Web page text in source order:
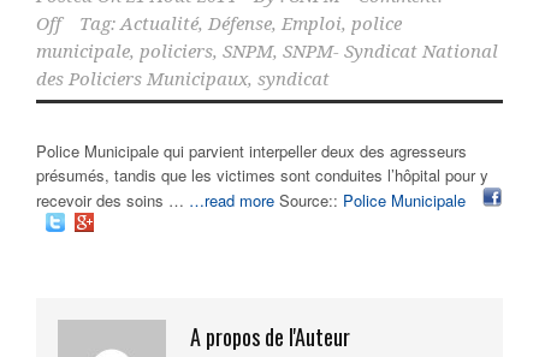
Off
Tag:Actualité, Défense, Emploi, police
municipale, policiers, SNPM, SNPM- Syndicat National
des Policiers Municipaux, syndicat
Police Municipale qui parvient interpeller deux des agresseurs
présumés, tandis que les victimes sont conduites l’hôpital pour y
recevoir des soins … …read more Source:: Police Municipale
A propos de l'Auteur